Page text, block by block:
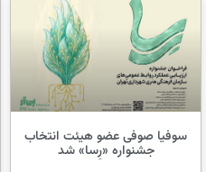
سوفیا صوفی عضو هیئت انتخاب
جشنواره «رِسا» شد